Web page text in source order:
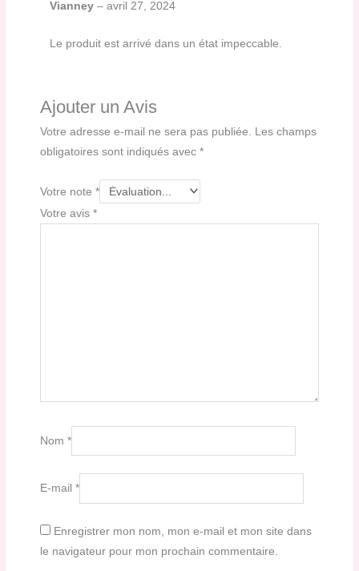
Vianney– avril 27, 2024
Le produit est arrivé dans un état impeccable.
Ajouter un Avis
Votre adresse e-mail ne sera pas publiée.
Les champs
obligatoires sont indiqués avec*
Votre note*
Votre avis*
Nom*
E-mail*
Enregistrer mon nom, mon e-mail et mon site dans
le navigateur pour mon prochain commentaire.